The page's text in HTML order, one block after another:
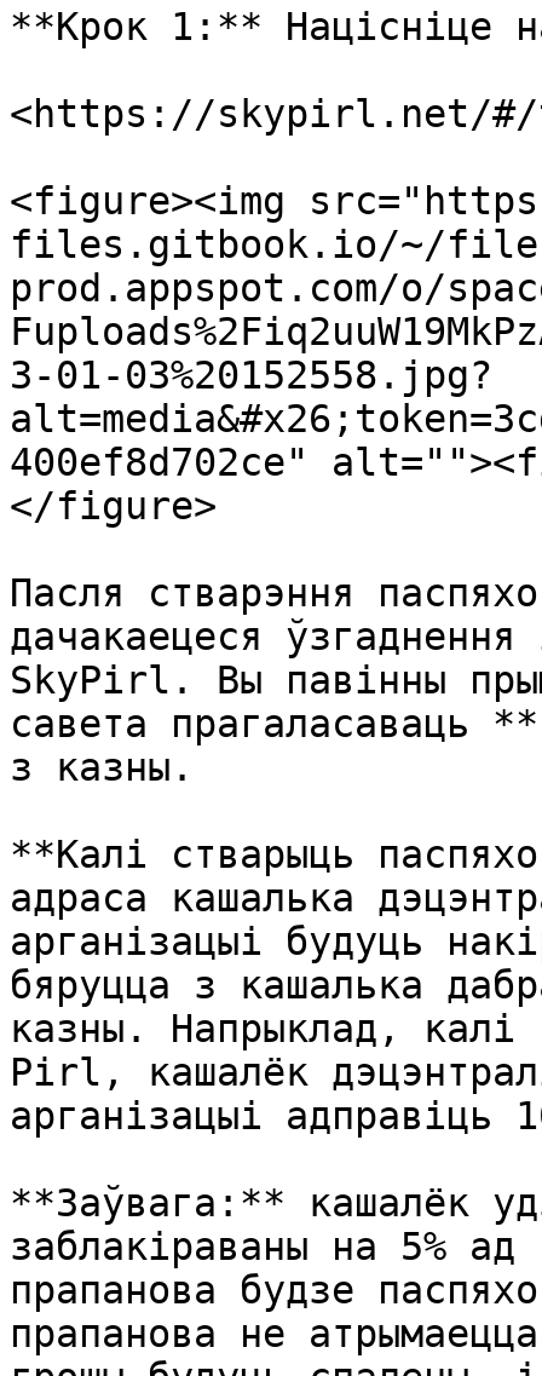
**Крок 1:** Націсніце
<https://skypirl.net/#/
<figure><img
files.gitbook.io/~/
prod.appspot.com/o/
3-01-03%20152558.jpg?
400ef8d702ce"
</figure>
Пасля стварэння
дачакаецеся
SkyPirl. Вы павінны
савета прагаласаваць
з казны.
**Калі стварыць
адраса кашалька
арганізацыі будуць
бяруцца з кашалька
казны. Напрыклад, калі
Pirl, кашалёк
арганізацыі
**Заўвага:** кашалёк
заблакіраваны на 5%
прапанова будзе
прапанова не